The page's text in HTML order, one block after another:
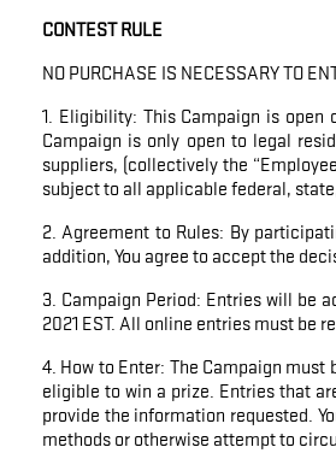
CONTEST RULE
NO PURCHASE IS NECESSARY TO
1. Eligibility: This Campaign is open
Campaign is only open to legal
suppliers, (collectively the
subject to all applicable federal,
2. Agreement to Rules: By
addition, You agree to accept the
3. Campaign Period: Entries will be
2021 EST. All online entries must be
4. How to Enter: The Campaign
eligible to win a prize. Entries that
provide the information requested.
methods or otherwise attempt to